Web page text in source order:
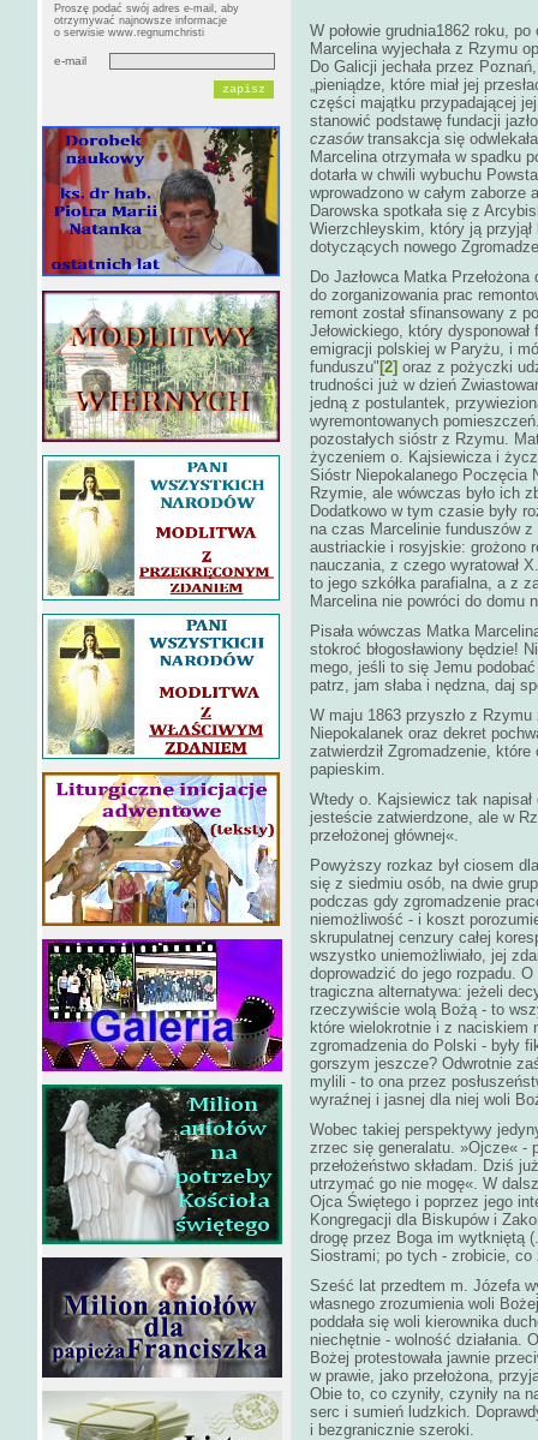
Proszę podać swój adres e-mail, aby
otrzymywać najnowsze informacje
o serwisie www.regnumchristi
e-mail
W połowie grudnia1862 roku,
Marcelina wyjechała z Rzymu
Do Galicji jechała przez
„pieniądze, które miał jej
części majątku przypadającej jej
stanowić podstawę fundacji
czasówtransakcja się
Marcelina otrzymała w spadku
dotarła w chwili wybuchu
wprowadzono w całym
Darowska spotkała się z
Wierzchleyskim, który ją
dotyczących nowego
Do Jazłowca Matka
do zorganizowania prac
remont został sfinansowany z
Jełowickiego, który
emigracji polskiej w Paryżu, i
funduszu" [2] oraz z pożyczki
trudności już w dzień
jedną z postulantek,
wyremontowanych
pozostałych sióstr z Rzymu.
życzeniem o. Kajsiewicza i
Sióstr Niepokalanego Poczęcia
Rzymie, ale wówczas było ich
Dodatkowo w tym czasie były
na czas Marcelinie funduszów z
austriackie i rosyjskie: grożono
nauczania, z czego wyratował
to jego szkółka parafialna, a z
Marcelina nie powróci do domu
Pisała wówczas Matka
stokroć błogosławiony będzie!
mego, jeśli to się Jemu
patrz, jam słaba i nędzna, daj
W maju 1863 przyszło z
Niepokalanek oraz dekret
zatwierdził Zgromadzenie,
papieskim.
Wtedy o. Kajsiewicz tak napisał
jesteście zatwierdzone, ale w
przełożonej głównej«.
Powyższy rozkaz był ciosem
się z siedmiu osób, na dwie
podczas gdy zgromadzenie
niemożliwość - i koszt
skrupulatnej cenzury całej
wszystko uniemożliwiało, jej
doprowadzić do jego rozpadu.
tragiczna alternatywa: jeżeli
rzeczywiście wolą Bożą - to
które wielokrotnie i z naciskiem
zgromadzenia do Polski - były
gorszym jeszcze? Odwrotnie
mylili - to ona przez
wyraźnej i jasnej dla niej woli
Wobec takiej perspektywy
zrzec się generalatu. »Ojcze« -
przełożeństwo składam. Dziś
utrzymać go nie mogę«. W
Ojca Świętego i poprzez jego
Kongregacji dla Biskupów i
drogę przez Boga im wytkniętą
Siostrami; po tych - zrobicie, co
Sześć lat przedtem m. Józefa
własnego zrozumienia woli
poddała się woli kierownika
niechętnie - wolność działania.
Bożej protestowała jawnie
w prawie, jako przełożona,
Obie to, co czyniły, czyniły na
serc i sumień ludzkich.
i bezgranicznie szeroki.